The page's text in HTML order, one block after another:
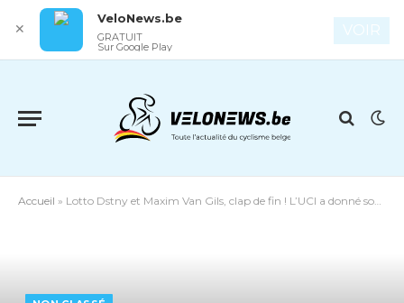
Accueil » Lotto Dstny et Maxim Van Gils, clap de fin ! L’UCI a donné son accord.
✕
VeloNews.be
GRATUIT
Sur Google Play
VOIR